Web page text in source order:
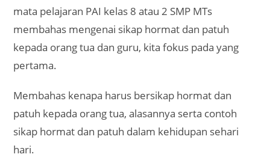
mata pelajaran PAI kelas 8 atau 2 SMP MTs
membahas mengenai sikap hormat dan patuh
kepada orang tua dan guru, kita fokus pada yang
pertama.
Membahas kenapa harus bersikap hormat dan
patuh kepada orang tua, alasannya serta contoh
sikap hormat dan patuh dalam kehidupan sehari
hari.